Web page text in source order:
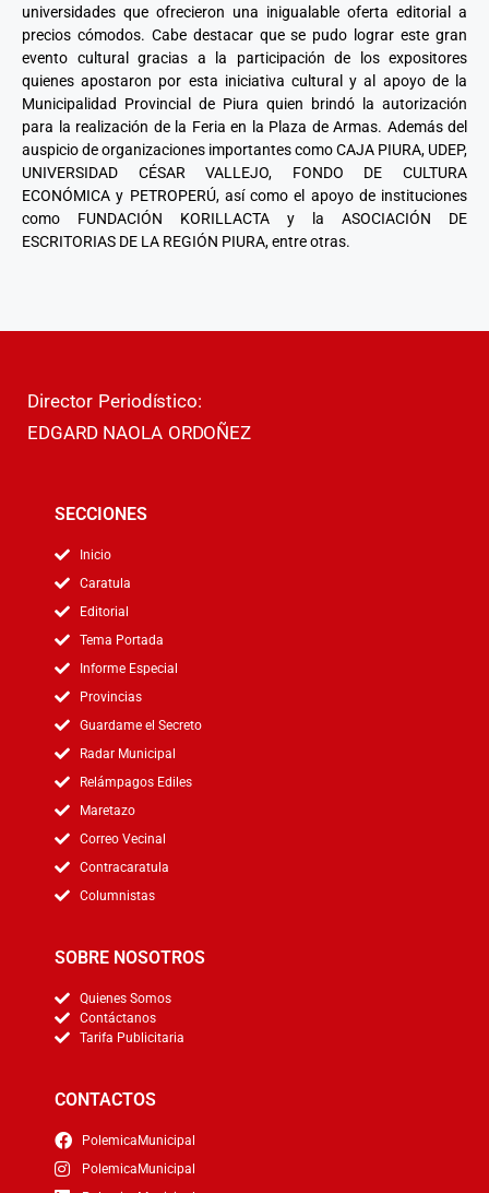
universidades que ofrecieron una inigualable oferta editorial a
precios cómodos. Cabe destacar que se pudo lograr este gran
evento cultural gracias a la participación de los expositores
quienes apostaron por esta iniciativa cultural y al apoyo de la
Municipalidad Provincial de Piura quien brindó la autorización
para la realización de la Feria en la Plaza de Armas. Además del
auspicio de organizaciones importantes como CAJA PIURA, UDEP,
UNIVERSIDAD CÉSAR VALLEJO, FONDO DE CULTURA
ECONÓMICA y PETROPERÚ, así como el apoyo de instituciones
como FUNDACIÓN KORILLACTA y la ASOCIACIÓN DE
ESCRITORIAS DE LA REGIÓN PIURA, entre otras.
Director Periodístico:
EDGARD NAOLA ORDOÑEZ
SECCIONES
Inicio
Caratula
Editorial
Tema Portada
Informe Especial
Provincias
Guardame el Secreto
Radar Municipal
Relámpagos Ediles
Maretazo
Correo Vecinal
Contracaratula
Columnistas
SOBRE NOSOTROS
Quienes Somos
Contáctanos
Tarifa Publicitaria
CONTACTOS
PolemicaMunicipal
PolemicaMunicipal